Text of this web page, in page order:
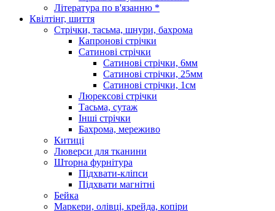
Література по в'язанню *
Квілтінг, шиття
Стрічки, тасьма, шнури, бахрома
Капронові стрічки
Сатинові стрічки
Сатинові стрічки, 6мм
Сатинові стрічки, 25мм
Сатинові стрічки, 1см
Люрексові стрічки
Тасьма, сутаж
Інші стрічки
Бахрома, мереживо
Китиці
Люверси для тканини
Шторна фурнітура
Підхвати-кліпси
Підхвати магнітні
Бейка
Маркери, олівці, крейда, копіри